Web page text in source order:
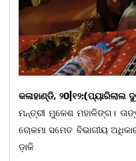
କଳାହାଣ୍ଡି, ୨0|୧୨:(ପ୍ୟାରିଲାଲ
ମନ୍ତ୍ରୀ ମୁକେଶ ମହାଳିଙ୍ଗ।
ଚୋକମା ସମେତ ବିଭାଗୀୟ
ଡ଼ାକି